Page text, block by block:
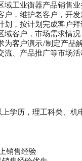
域工业衡器产品销售
户，维护老客户，开发
划，按计划完成客户
域客户，市场需求情
为客户演示/制定产品
流、产品推广等市场活
学历，理工科类、机
销售经验